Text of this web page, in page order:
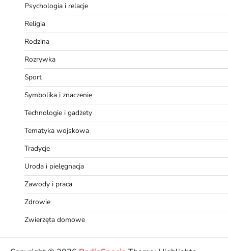
Psychologia i relacje
Religia
Rodzina
Rozrywka
Sport
Symbolika i znaczenie
Technologie i gadżety
Tematyka wojskowa
Tradycje
Uroda i pielęgnacja
Zawody i praca
Zdrowie
Zwierzęta domowe